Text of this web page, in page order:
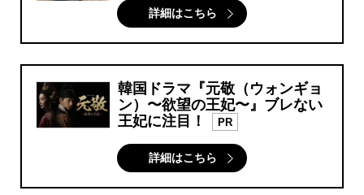
詳細はこちら
韓国ドラマ『元敬（ウォンギョ
ン）〜欲望の王妃〜』ブレない
王妃に注目！
PR
詳細はこちら